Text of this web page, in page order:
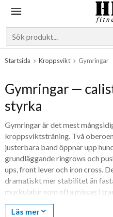
Startsida Kroppsvikt Gymringar
Gymringar —
styrka
Gymringar är det mest
kroppsviktsträning. Två
justerbara band öppnar upp
grundläggande ringrows och
ups, front lever och iron cross.
dramatiskt mer stabilitet än
muskulatur som ofta missas i
Hjälteprodukten är
Läs mer